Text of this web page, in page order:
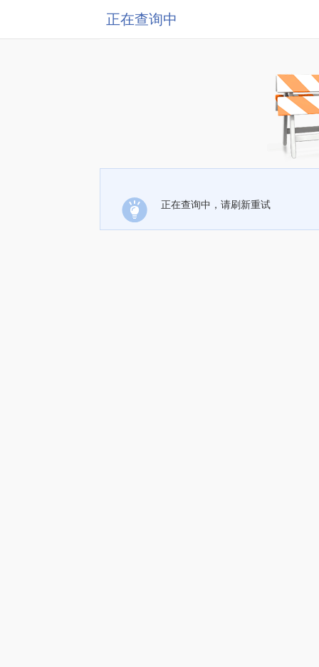
正在查询中
正在查询中，请刷新重试